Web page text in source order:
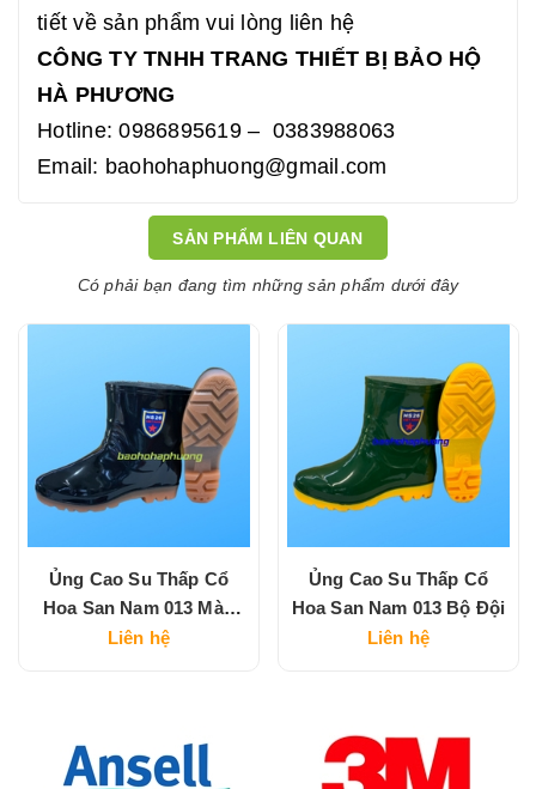
tiết về sản phẩm vui lòng liên hệ
CÔNG TY TNHH TRANG THIẾT BỊ BẢO HỘ
HÀ PHƯƠNG
Hotline: 0986895619 – 0383988063
Email: baohohaphuong@gmail.com
SẢN PHẨM LIÊN QUAN
Có phải bạn đang tìm những sản phẩm dưới đây
Ủng Cao Su Thấp Cổ
Hoa San Nam 013 Màu
Đen
Liên hệ
Ủng Cao Su Thấp Cổ
Hoa San Nam 013 Bộ Đội
Liên hệ